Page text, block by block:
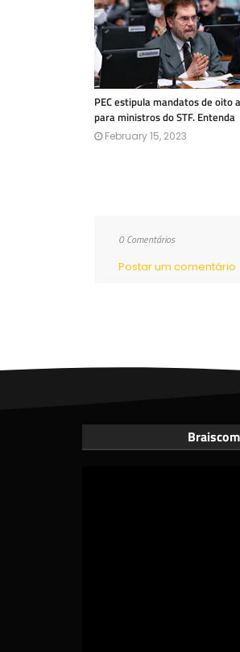
PEC estipula mandatos de oito
para ministros do STF. Entenda
February 15, 2023
0 Comentários
Postar um comentário